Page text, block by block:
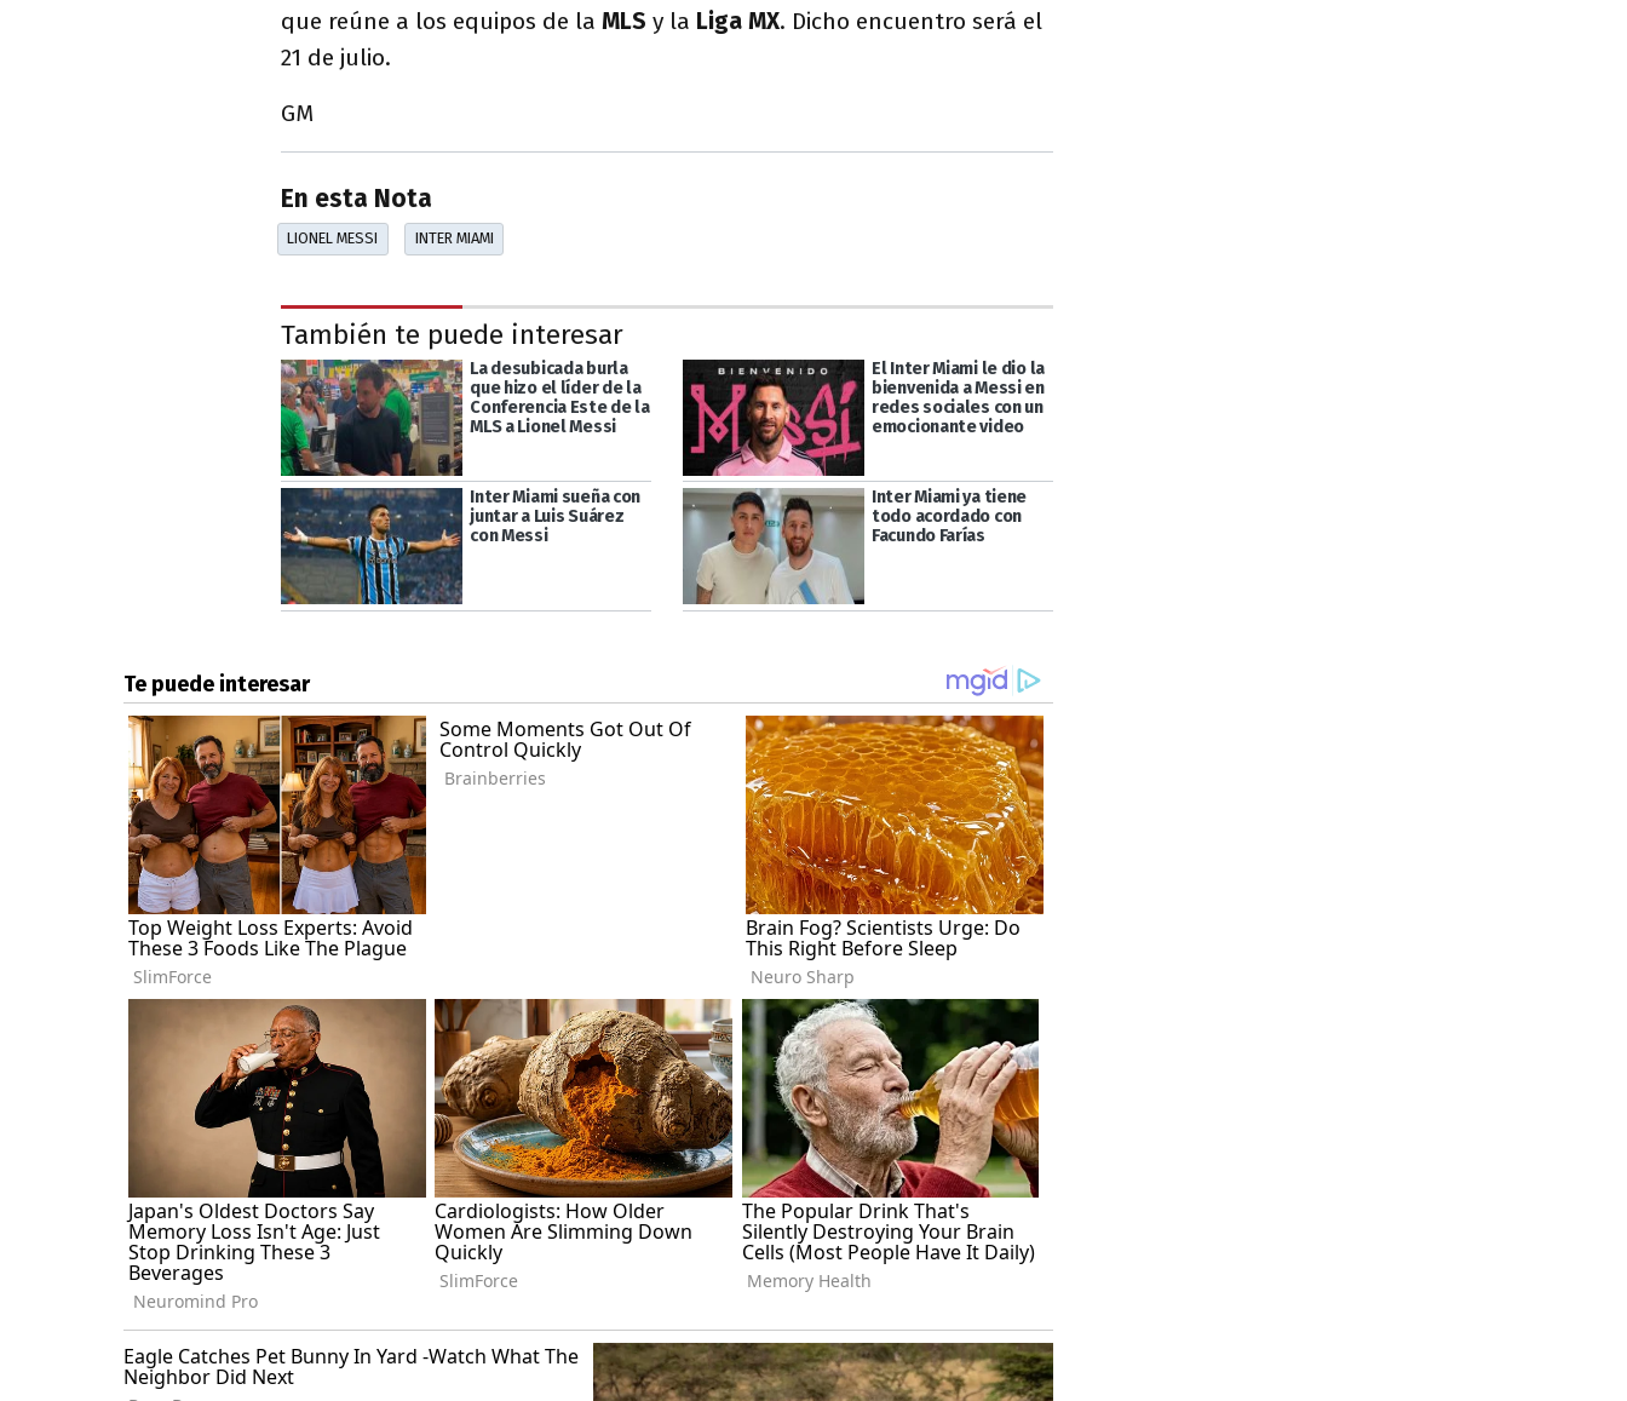
que reúne a los equipos de la MLS y la Liga MX. Dicho encuentro será el
21 de julio.
GM
En esta Nota
LIONEL MESSI INTER MIAMI
También te puede interesar
La desubicada burla
que hizo el líder de la
Conferencia Este de la
MLS a Lionel Messi
El Inter Miami le dio la
bienvenida a Messi en
redes sociales con un
emocionante video
Inter Miami sueña con
juntar a Luis Suárez
con Messi
Inter Miami ya tiene
todo acordado con
Facundo Farías